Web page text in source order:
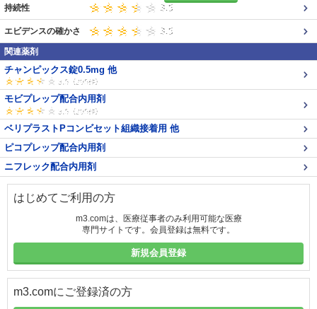
持続性
エビデンスの確かさ
関連薬剤
チャンピックス錠0.5mg 他
モビプレップ配合内用剤
ベリプラストPコンビセット組織接着用 他
ピコプレップ配合内用剤
ニフレック配合内用剤
はじめてご利用の方
m3.comは、医療従事者のみ利用可能な医療
専門サイトです。会員登録は無料です。
新規会員登録
m3.comにご登録済の方